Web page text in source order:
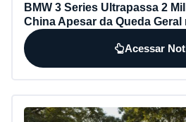
BMW 3 Series Ultrapassa 2
China Apesar da Queda Geral
Acessar